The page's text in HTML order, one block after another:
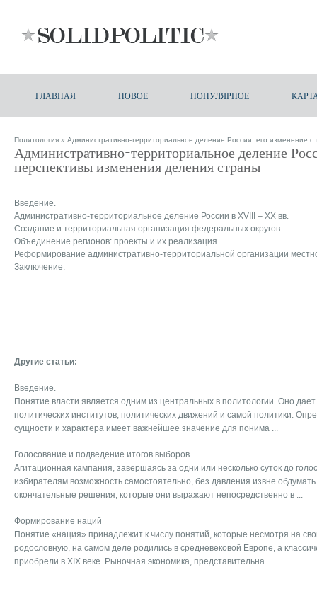
ГЛАВНАЯ НОВОЕ ПОПУЛЯРНОЕ
Политология » Административно-территориальное деление России, его изменение
Административно-территориальное деление
перспективы изменения деления страны
Введение.
Административно-территориальное деление России в XVIII – XX вв.
Создание и территориальная организация федеральных округов.
Объединение регионов: проекты и их реализация.
Реформирование административно-территориальной организации
Заключение.
Другие статьи:
Введение.
Понятие власти является одним из центральных в политологии. Оно
политических институтов, политических движений и самой политики.
сущности и характера имеет важнейшее значение для понима ...
Голосование и подведение итогов выборов
Агитационная кампания, завершаясь за одни или несколько суток до
избирателям возможность самостоятельно, без давления извне
окончательные решения, которые они выражают непосредственно в ...
Формирование наций
Понятие «нация» принадлежит к числу понятий, которые несмотря на
родословную, на самом деле родились в средневековой Европе, а
приобрели в XIX веке. Рыночная экономика, представительна ...